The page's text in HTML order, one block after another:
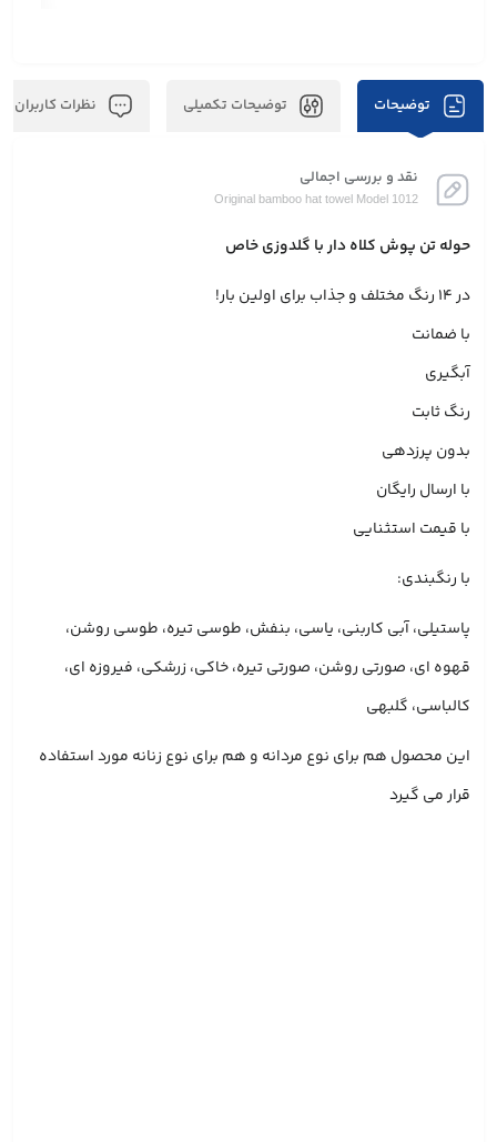
توضیحات توضیحات تکمیلی نظرات کاربران
نقد و بررسی اجمالی
Original bamboo hat towel Model 1012
حوله تن پوش کلاه دار با گلدوزی خاص
در 14 رنگ مختلف و‌ جذاب برای اولین بار!
با ضمانت
آبگیری
رنگ ثابت
بدون پرزدهی
با ارسال رایگان
با قیمت استثنایی
با رنگبندی:
پاستیلی، آبی کاربنی، یاسی، بنفش، طوسی تیره، طوسی روشن،
قهوه ای، صورتی روشن، صورتی تیره، خاکی، زرشکی، فیروزه ای،
کالباسی، گلبهی
این محصول هم برای نوع مردانه و هم برای نوع زنانه مورد استفاده
قرار می گیرد